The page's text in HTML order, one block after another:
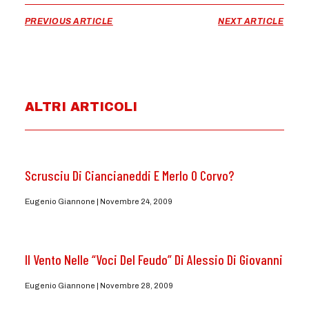
PREVIOUS ARTICLE NEXT ARTICLE
ALTRI ARTICOLI
Scrusciu Di Ciancianeddi E Merlo O Corvo?
Eugenio Giannone Novembre 24, 2009
Il Vento Nelle “Voci Del Feudo” Di Alessio Di Giovanni
Eugenio Giannone Novembre 28, 2009